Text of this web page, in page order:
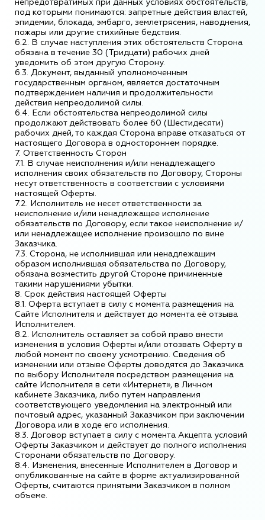
непредотвратимых при данных условиях обстоятельств,
под которыми понимаются: запретные действия властей,
эпидемии, блокада, эмбарго, землетрясения, наводнения,
пожары или другие стихийные бедствия.
6.2. В случае наступления этих обстоятельств Сторона
обязана в течение 30 (Тридцати) рабочих дней
уведомить об этом другую Сторону.
6.3. Документ, выданный уполномоченным
государственным органом, является достаточным
подтверждением наличия и продолжительности
действия непреодолимой силы.
6.4. Если обстоятельства непреодолимой силы
продолжают действовать более 60 (Шестидесяти)
рабочих дней, то каждая Сторона вправе отказаться от
настоящего Договора в одностороннем порядке.
7. Ответственность Сторон
7.1. В случае неисполнения и/или ненадлежащего
исполнения своих обязательств по Договору, Стороны
несут ответственность в соответствии с условиями
настоящей Оферты.
7.2. Исполнитель не несет ответственности за
неисполнение и/или ненадлежащее исполнение
обязательств по Договору, если такое неисполнение и/
или ненадлежащее исполнение произошло по вине
Заказчика.
7.3. Сторона, не исполнившая или ненадлежащим
образом исполнившая обязательства по Договору,
обязана возместить другой Стороне причиненные
такими нарушениями убытки.
8. Срок действия настоящей Оферты
8.1. Оферта вступает в силу с момента размещения на
Сайте Исполнителя и действует до момента её отзыва
Исполнителем.
8.2. Исполнитель оставляет за собой право внести
изменения в условия Оферты и/или отозвать Оферту в
любой момент по своему усмотрению. Сведения об
изменении или отзыве Оферты доводятся до Заказчика
по выбору Исполнителя посредством размещения на
сайте Исполнителя в сети «Интернет», в Личном
кабинете Заказчика, либо путем направления
соответствующего уведомления на электронный или
почтовый адрес, указанный Заказчиком при заключении
Договора или в ходе его исполнения.
8.3. Договор вступает в силу с момента Акцепта условий
Оферты Заказчиком и действует до полного исполнения
Сторонами обязательств по Договору.
8.4. Изменения, внесенные Исполнителем в Договор и
опубликованные на сайте в форме актуализированной
Оферты, считаются принятыми Заказчиком в полном
объеме.